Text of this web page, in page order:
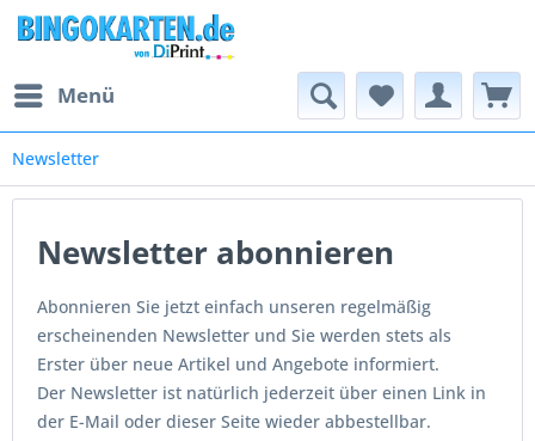
Menü
Newsletter
Newsletter abonnieren
Abonnieren Sie jetzt einfach unseren regelmäßig
erscheinenden Newsletter und Sie werden stets als
Erster über neue Artikel und Angebote informiert.
Der Newsletter ist natürlich jederzeit über einen Link in
der E-Mail oder dieser Seite wieder abbestellbar.